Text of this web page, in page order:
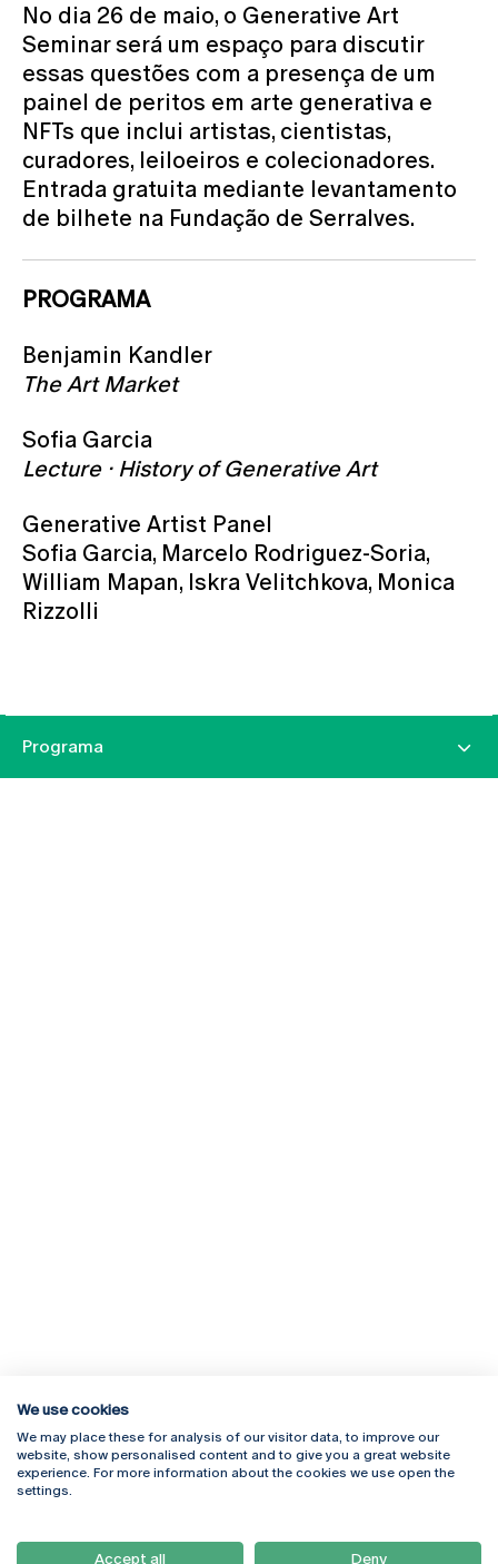
No dia 26 de maio, o Generative Art
Seminar será um espaço para discutir
essas questões com a presença de um
painel de peritos em arte generativa e
NFTs que inclui artistas, cientistas,
curadores, leiloeiros e colecionadores.
Entrada gratuita mediante levantamento
de bilhete na Fundação de Serralves.
PROGRAMA
Benjamin Kandler
The Art Market
Sofia Garcia
Lecture · History of Generative Art
Generative Artist Panel
Sofia Garcia, Marcelo Rodriguez-Soria,
William Mapan, Iskra Velitchkova, Monica
Rizzolli
Programa
Rua Diogo Botelho 1327
4169-005 Porto
+351 226 196 240
Campus Online
Webmail
Como Chegar
We use cookies
We may place these for analysis of our visitor data, to improve our
website, show personalised content and to give you a great website
experience. For more information about the cookies we use open the
settings.
Accept all Deny